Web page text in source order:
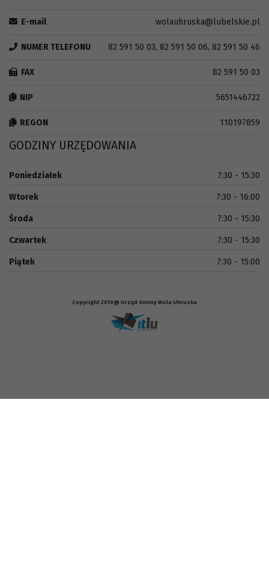
E-mail wolauhruska@lubelskie.pl
NUMER TELEFONU 82 591 50 03, 82 591 50 06, 82 591 50 46
FAX 82 591 50 03
NIP 5651446722
REGON 110197859
GODZINY URZĘDOWANIA
Poniedziałek 7:30 - 15:30
Wtorek 7:30 - 16:00
Środa 7:30 - 15:30
Czwartek 7:30 - 15:30
Piątek 7:30 - 15:00
Copyright 2019@ Urząd Gminy Wola Uhruska